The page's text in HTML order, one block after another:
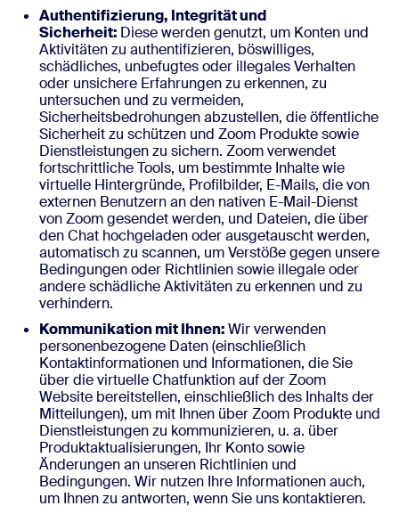
Authentifizierung, Integrität und
Sicherheit: Diese werden genutzt, um Konten und
Aktivitäten zu authentifizieren, böswilliges,
schädliches, unbefugtes oder illegales Verhalten
oder unsichere Erfahrungen zu erkennen, zu
untersuchen und zu vermeiden,
Sicherheitsbedrohungen abzustellen, die öffentliche
Sicherheit zu schützen und Zoom Produkte sowie
Dienstleistungen zu sichern. Zoom verwendet
fortschrittliche Tools, um bestimmte Inhalte wie
virtuelle Hintergründe, Profilbilder, E-Mails, die von
externen Benutzern an den nativen E-Mail-Dienst
von Zoom gesendet werden, und Dateien, die über
den Chat hochgeladen oder ausgetauscht werden,
automatisch zu scannen, um Verstöße gegen unsere
Bedingungen oder Richtlinien sowie illegale oder
andere schädliche Aktivitäten zu erkennen und zu
verhindern.
Kommunikation mit Ihnen:Wir verwenden
personenbezogene Daten (einschließlich
Kontaktinformationen und Informationen, die Sie
über die virtuelle Chatfunktion auf der Zoom
Website bereitstellen, einschließlich des Inhalts der
Mitteilungen), um mit Ihnen über Zoom Produkte und
Dienstleistungen zu kommunizieren, u. a. über
Produktaktualisierungen, Ihr Konto sowie
Änderungen an unseren Richtlinien und
Bedingungen. Wir nutzen Ihre Informationen auch,
um Ihnen zu antworten, wenn Sie uns kontaktieren.